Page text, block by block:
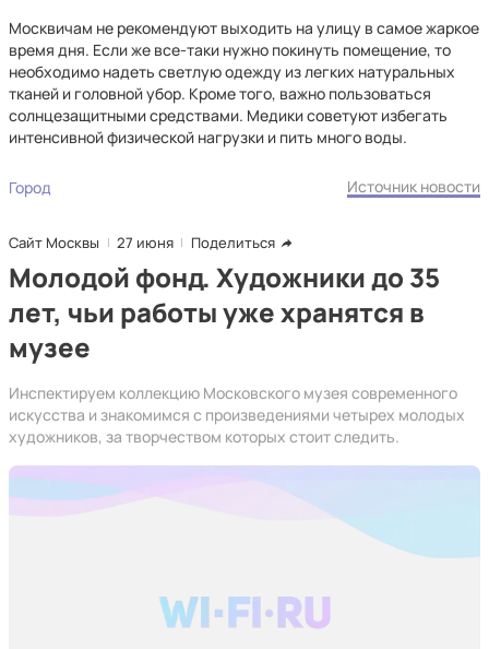
Москвичам не рекомендуют выходить на улицу в самое жаркое
время дня. Если же все-таки нужно покинуть помещение, то
необходимо надеть светлую одежду из легких натуральных
тканей и головной убор. Кроме того, важно пользоваться
солнцезащитными средствами. Медики советуют избегать
интенсивной физической нагрузки и пить много воды.
Город Источник новости
Сайт Москвы 27 июня Поделиться
Молодой фонд. Художники до 35
лет, чьи работы уже хранятся в
музее
Инспектируем коллекцию Московского музея современного
искусства и знакомимся с произведениями четырех молодых
художников, за творчеством которых стоит следить.